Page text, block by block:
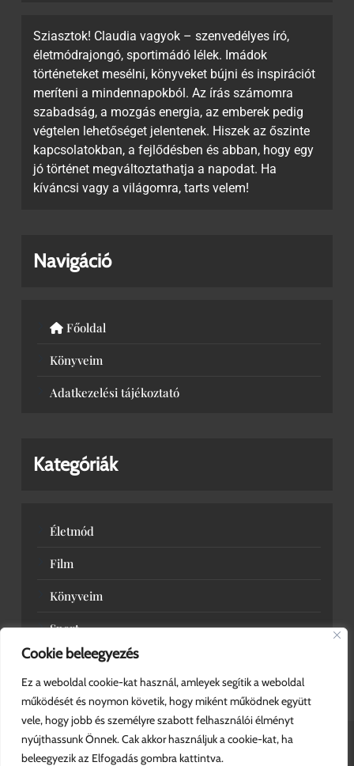
Cookie beleegyezés
Ez a weboldal cookie-kat használ, amleyek segítik a weboldal
működését és noymon követik, hogy miként működnek együtt
vele, hogy jobb és személyre szabott felhasználói élményt
nyújthassunk Önnek. Cak akkor használjuk a cookie-kat, ha
beleegyezik az Elfogadás gombra kattintva.
Sziasztok! Claudia vagyok – szenvedélyes író,
életmódrajongó, sportimádó lélek. Imádok
történeteket mesélni, könyveket bújni és inspirációt
meríteni a mindennapokból. Az írás számomra
szabadság, a mozgás energia, az emberek pedig
végtelen lehetőséget jelentenek. Hiszek az őszinte
kapcsolatokban, a fejlődésben és abban, hogy egy
jó történet megváltoztathatja a napodat. Ha
kíváncsi vagy a világomra, tarts velem!
Navigáció
Főoldal
Könyveim
Adatkezelési tájékoztató
Kategóriák
Életmód
Film
Könyveim
Sport
Zene